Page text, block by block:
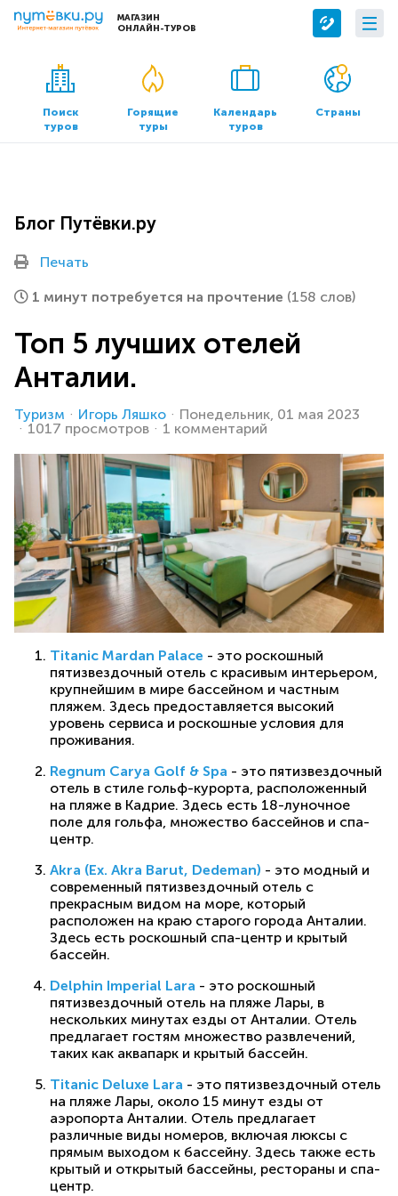
МАГАЗИН
ОНЛАЙН-ТУРОВ
Сервисы
Бронирование отелей
Трансфер
О компании
О нас
Контакты
Офисы продаж
Поиск
туров
Горящие
туры
Календарь
туров
Страны
Блог Путёвки.ру
Печать
1 минут потребуется на прочтение (158 слов)
Топ 5 лучших отелей
Анталии.
Туризм Игорь Ляшко
Понедельник, 01 мая 2023
1017 просмотров
1 комментарий
Titanic Mardan Palace - это роскошный
пятизвездочный отель с красивым интерьером,
крупнейшим в мире бассейном и частным
пляжем. Здесь предоставляется высокий
уровень сервиса и роскошные условия для
проживания.
Regnum Carya Golf & Spa - это пятизвездочный
отель в стиле гольф-курорта, расположенный
на пляже в Кадрие. Здесь есть 18-луночное
поле для гольфа, множество бассейнов и спа-
центр.
Akra (Ex. Akra Barut, Dedeman) - это модный и
современный пятизвездочный отель с
прекрасным видом на море, который
расположен на краю старого города Анталии.
Здесь есть роскошный спа-центр и крытый
бассейн.
Delphin Imperial Lara - это роскошный
пятизвездочный отель на пляже Лары, в
нескольких минутах езды от Анталии. Отель
предлагает гостям множество развлечений,
таких как аквапарк и крытый бассейн.
Titanic Deluxe Lara - это пятизвездочный отель
на пляже Лары, около 15 минут езды от
аэропорта Анталии. Отель предлагает
различные виды номеров, включая люксы с
прямым выходом к бассейну. Здесь также есть
крытый и открытый бассейны, рестораны и спа-
центр.